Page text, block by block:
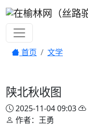
首页 文学
陕北秋收图
2025-11-04 09:03
作者：王勇